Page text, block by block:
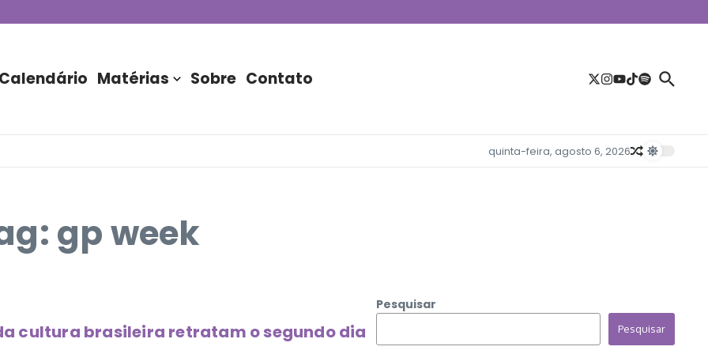
do Nubank Parque
Calendário Matérias Sobre Contato
quinta-feira, agosto 6, 2026
gp week
cultura brasileira retratam o segundo dia
Pesquisar
Pesquisar